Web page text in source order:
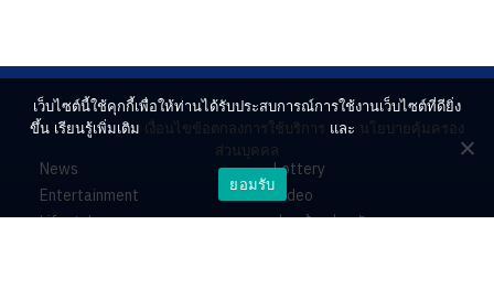
News
Entertainment
Lifestyle
Lottery
Video
ร่วมด้วยช่วยกัน
เว็บไซต์นี้ใช้คุกกี้เพื่อให้ท่านได้รับประสบการณ์การใช้งานเว็บไซต์ที่ดียิ่ง
ขึ้น เรียนรู้เพิ่มเติม เงื่อนไขข้อตกลงการใช้บริการ และ นโยบายคุ้มครอง
ส่วนบุคคล
ยอมรับ